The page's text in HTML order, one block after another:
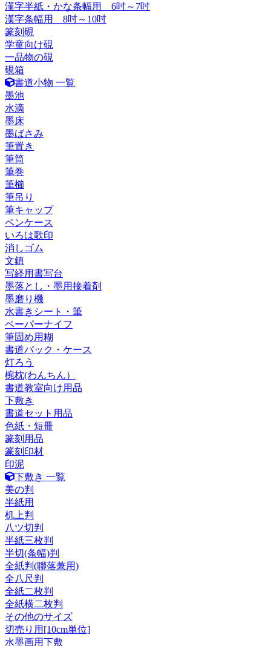
漢字半紙・かな条幅用 6吋～7吋
漢字条幅用 8吋～10吋
篆刻硯
学童向け硯
一品物の硯
硯箱
書道小物 一覧
墨池
水滴
墨床
墨ばさみ
筆置き
筆筒
筆巻
筆櫛
筆吊り
筆キャップ
ペンケース
いろは歌印
消しゴム
文鎮
写経用書写台
墨落とし・墨用接着剤
墨磨り機
水書きシート・筆
ペーパーナイフ
筆固め用糊
書道バック・ケース
灯ろう
椀枕(わんちん）
書道教室向け用品
下敷き
書道セット用品
色紙・短冊
篆刻用品
篆刻印材
印泥
下敷き 一覧
美の判
半紙用
机上判
八ツ切判
半紙三枚判
半切(条幅)判
全紙判(聯落兼用)
全八尺判
全紙二枚判
全紙横二枚判
その他のサイズ
切売り用[10cm単位]
水墨画用下敷